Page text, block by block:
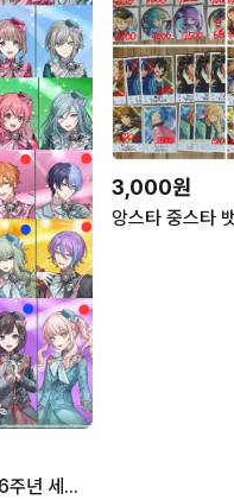
(해배비X) 프세카 6주년 세카라이 크로싱 이픽 카드 가선점 공구
3,000원